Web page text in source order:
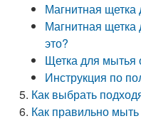
Магнитная щетка
Магнитная щетка
это?
Щетка для мытья
Инструкция по
Как выбрать
Как правильно